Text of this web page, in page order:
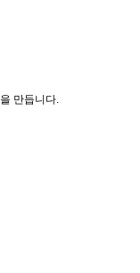
을 만듭니다.